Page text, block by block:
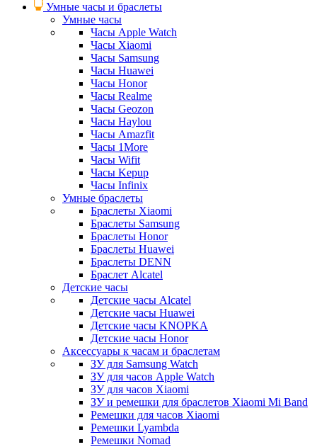
Умные часы и браслеты
Умные часы
Часы Apple Watch
Часы Xiaomi
Часы Samsung
Часы Huawei
Часы Honor
Часы Realme
Часы Geozon
Часы Haylou
Часы Amazfit
Часы 1More
Часы Wifit
Часы Kepup
Часы Infinix
Умные браслеты
Браслеты Xiaomi
Браслеты Samsung
Браслеты Honor
Браслеты Huawei
Браслеты DENN
Браслет Alcatel
Детские часы
Детские часы Alcatel
Детские часы Huawei
Детские часы KNOPKA
Детские часы Honor
Аксессуары к часам и браслетам
ЗУ для Samsung Watch
ЗУ для часов Apple Watch
ЗУ для часов Xiaomi
ЗУ и ремешки для браслетов Xiaomi Mi Band
Ремешки для часов Xiaomi
Ремешки Lyambda
Ремешки Nomad